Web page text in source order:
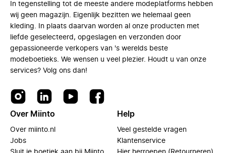
In tegenstelling tot de meeste andere modeplatforms hebben
wij geen magazijn. Eigenlijk bezitten we helemaal geen
kleding. In plaats daarvan worden al onze producten met
liefde geselecteerd, opgeslagen en verzonden door
gepassioneerde verkopers van 's werelds beste
modeboetieks. We wensen u veel plezier. Houdt u van onze
services? Volg ons dan!
Over Miinto
Over miinto.nl
Jobs
Help
Veel gestelde vragen
Klantenservice